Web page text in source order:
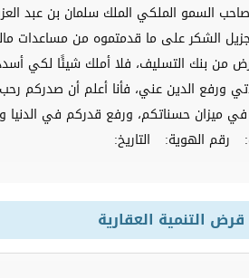
السمو الملكي الملك سلمان بن عبد
بجزيل الشكر على ما قدمتموه من مساعدات
من بنك التسليف، فلا أملك شيئًا لكي
ورفع الدين عني، فأنا أعلم أن صدركم
ميزان حسناتكم، ورفع قدركم في الدنيا
رقم الهوية: التاريخ:
قرض التنمية العقارية